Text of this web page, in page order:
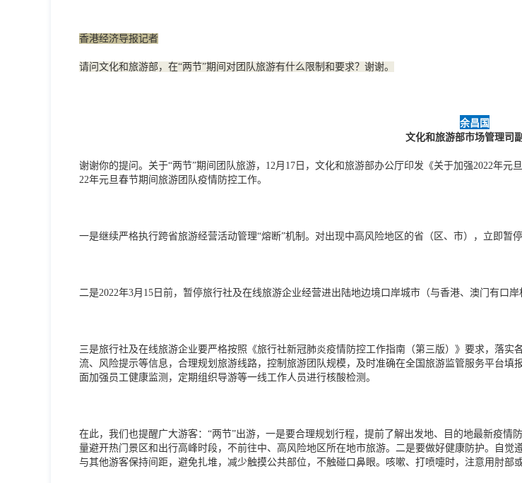
香港经济导报记者
请问文化和旅游部，在“两节”期间对团队旅游有什么限制和要求？谢谢。
余昌国
文化和旅游部市场管理司
谢谢你的提问。关于“两节”期间团队旅游，12月17日，文化和旅游部办公厅印发《关于加强2022年
22年元旦春节期间旅游团队疫情防控工作。
一是继续严格执行跨省旅游经营活动管理“熔断”机制。对出现中高风险地区的省（区、市），立即暂
二是2022年3月15日前，暂停旅行社及在线旅游企业经营进出陆地边境口岸城市（与香港、澳门有口
三是旅行社及在线旅游企业要严格按照《旅行社新冠肺炎疫情防控工作指南（第三版）》要求，落
流、风险提示等信息，合理规划旅游线路，控制旅游团队规模，及时准确在全国旅游监管服务平台
面加强员工健康监测，定期组织导游等一线工作人员进行核酸检测。
在此，我们也提醒广大游客：“两节”出游，一是要合理规划行程，提前了解出发地、目的地最新疫
量避开热门景区和出行高峰时段，不前往中、高风险地区所在地市旅游。二是要做好健康防护。自
与其他游客保持间距，避免扎堆，减少触摸公共部位，不触碰口鼻眼。咳嗽、打喷嚏时，注意用肘部